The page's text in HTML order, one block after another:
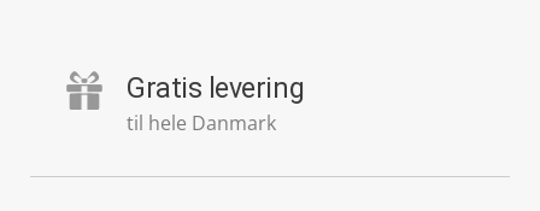
Gratis levering
til hele Danmark